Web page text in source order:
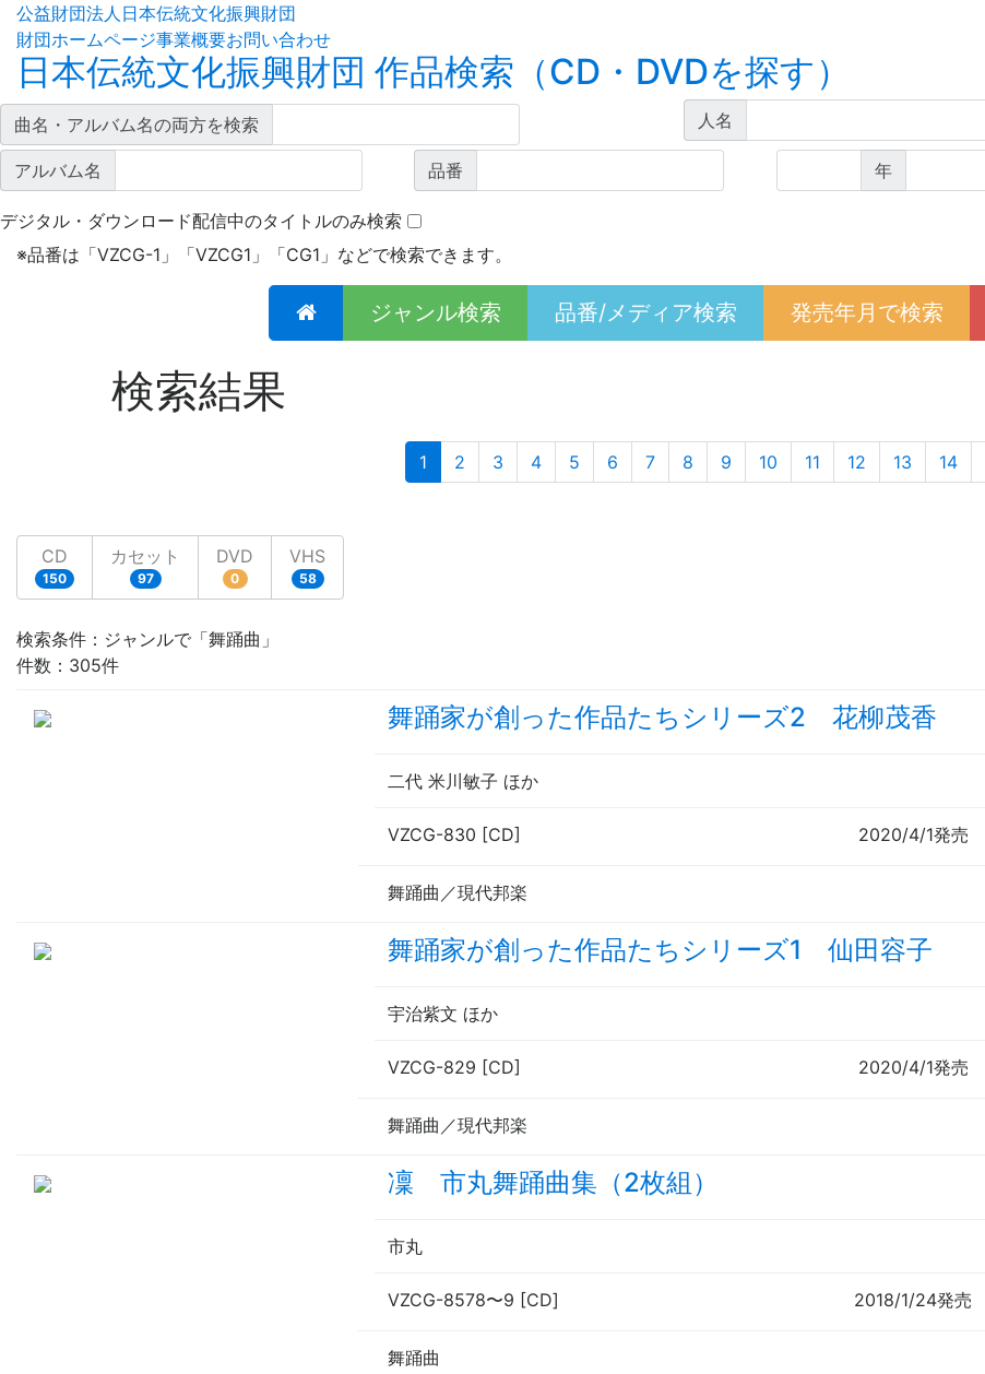
公益財団法人日本伝統文化振興財団
財団ホームページ事業概要お問い合わせ
日本伝統文化振興財団 作品検索（CD・DVDを探す）
曲名・アルバム名の両方を検索 人名
アルバム名 品番 年
デジタル・ダウンロード配信中のタイトルのみ検索
※品番は「VZCG-1」「VZCG1」「CG1」などで検索できます。
ジャンル検索 品番/メディア検索 発売年月で検索
検索結果
1(current)
2 3 4 5 6 7 8 9 10 11 12 13 14
CD
150
カセット
97
DVD
0
VHS
58
検索条件：ジャンルで「舞踊曲」
件数：305件
舞踊家が創った作品たちシリーズ2 花柳茂香
二代 米川敏子 ほか
VZCG-830 [CD] 2020/4/1発売
舞踊曲／現代邦楽
舞踊家が創った作品たちシリーズ1 仙田容子
宇治紫文 ほか
VZCG-829 [CD] 2020/4/1発売
舞踊曲／現代邦楽
凜 市丸舞踊曲集（2枚組）
市丸
VZCG-8578〜9 [CD] 2018/1/24発売
舞踊曲